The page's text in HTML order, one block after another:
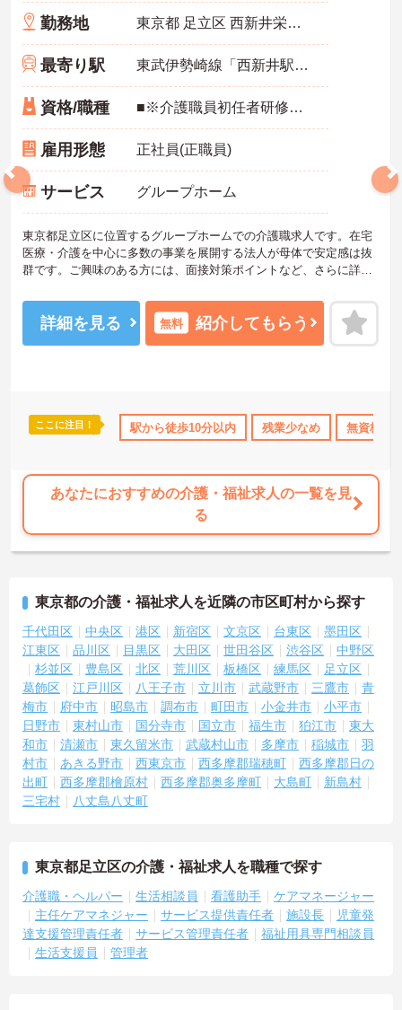
高収入 社会保険完備 交通費支給 退職金制度あり
勤務地 東京都 足立区 西新井栄町1-4-15
最寄り駅 東武伊勢崎線「西新井駅」徒歩7分
資格/職種 ■※介護職員初任者研修修了（ヘルパー2級）以上
雇用形態 正社員(正職員)
サービス グループホーム
東京都足立区に位置するグループホームでの介護職求人です。在宅
医療・介護を中心に多数の事業を展開する法人が母体で安定感は抜
群です。ご興味のある方には、面接対策ポイントなど、さらに詳細
詳細を見る 無料 紹介してもらう
ここに注目！ 駅から徒歩10分以内 残業少なめ 無資格OK
あなたにおすすめの介護・福祉求人の一覧を見
る
東京都の介護・福祉求人を近隣の市区町村から探す
千代田区 中央区 港区 新宿区 文京区 台東区
墨田区
江東区
品川区 目黒区 大田区 世田谷区 渋谷区
中野区
杉並区
豊島区 北区 荒川区 板橋区 練馬区
足立区
葛飾区
江戸川区 八王子市 立川市 武蔵野市 三鷹市
青
梅市
府中市 昭島市 調布市 町田市 小金井市
小平市
日野市
東村山市 国分寺市 国立市 福生市 狛江市
東大
和市
清瀬市 東久留米市 武蔵村山市 多摩市 稲城市
羽
村市
あきる野市 西東京市 西多摩郡瑞穂町
西多摩郡日の
出町
西多摩郡檜原村 西多摩郡奥多摩町 大島町
新島村
三宅村
八丈島八丈町
東京都足立区の介護・福祉求人を職種で探す
介護職・ヘルパー 生活相談員 看護助手
ケアマネージャー
主任ケアマネジャー
サービス提供責任者 施設長
児童発
達支援管理責任者
サービス管理責任者
福祉用具専門相談員
生活支援員
管理者